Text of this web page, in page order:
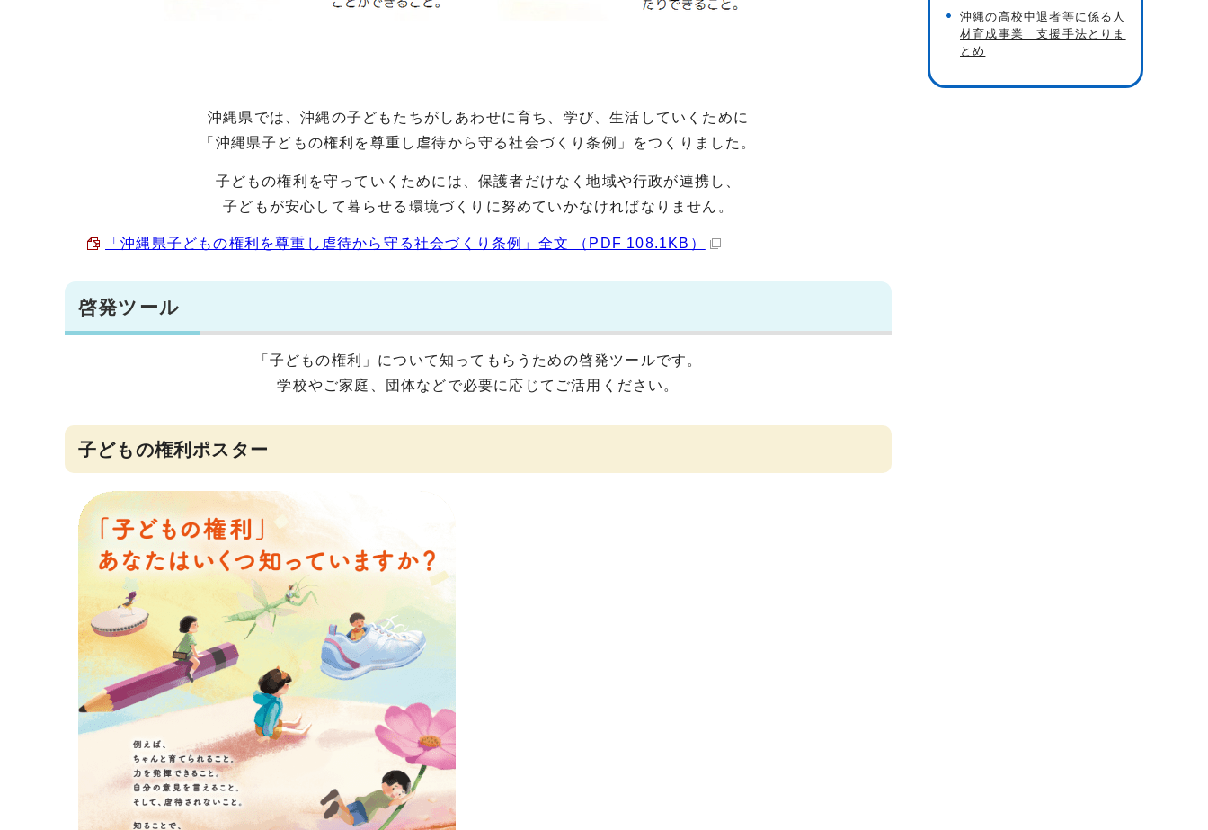
沖縄県では、沖縄の子どもたちがしあわせに育ち、学び、生活していくために
「沖縄県子どもの権利を尊重し虐待から守る社会づくり条例」をつくりました。
子どもの権利を守っていくためには、保護者だけなく地域や行政が連携し、
子どもが安心して暮らせる環境づくりに努めていかなければなりません。
「沖縄県子どもの権利を尊重し虐待から守る社会づくり条例」全文 （PDF 108.1KB）
啓発ツール
「子どもの権利」について知ってもらうための啓発ツールです。
学校やご家庭、団体などで必要に応じてご活用ください。
子どもの権利ポスター
沖縄の高校中退者等に係る人
材育成事業 支援手法とりま
とめ